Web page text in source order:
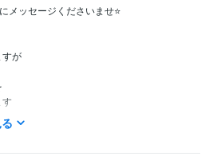
メッセージくださいませ⭐️
のため
すが
日時を
ります
せ(^^)